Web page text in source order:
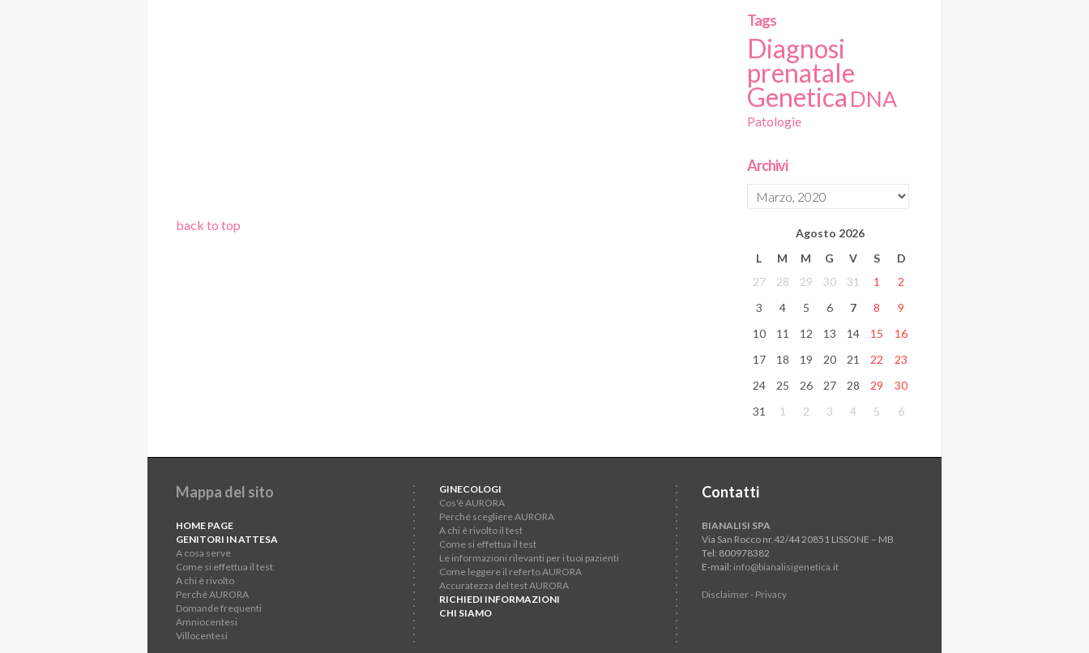
back to top
Tags
Diagnosi
prenatale
Genetica DNA
Patologie
Archivi
Agosto 2026
L
M M G V S
D
27
28 29 30 31 1
2
3
4 5 6 7 8
9
10
11 12 13 14 15
16
17
18 19 20 21 22
23
24
25 26 27 28 29
30
31
1 2 3 4 5 6
Mappa del sito
HOME PAGE
GENITORI IN ATTESA
A cosa serve
Come si effettua il test
A chi è rivolto
Perché AURORA
Domande frequenti
Amniocentesi
Villocentesi
GINECOLOGI
Cos'è AURORA
Perché scegliere AURORA
A chi è rivolto il test
Come si effettua il test
Le informazioni rilevanti per i tuoi pazienti
Come leggere il referto AURORA
Accuratezza del test AURORA
RICHIEDI INFORMAZIONI
CHI SIAMO
Contatti
BIANALISI SPA
Via San Rocco nr.42/44 20851 LISSONE – MB
Tel: 800978382
E-mail: info@bianalisigenetica.it
Disclaimer - Privacy